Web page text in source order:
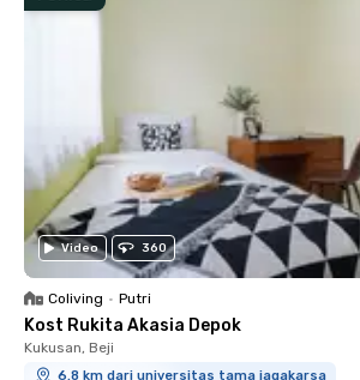
Video 360
Coliving • Putri
Kost Rukita Akasia Depok
Kukusan, Beji
6.8 km dari universitas tama jagakarsa